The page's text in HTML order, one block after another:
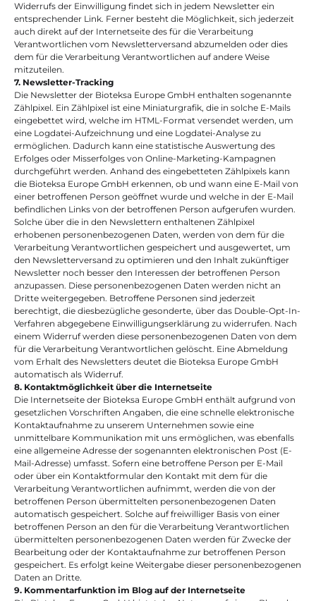
Widerrufs der Einwilligung findet sich in jedem Newsletter ein
entsprechender Link. Ferner besteht die Möglichkeit, sich jederzeit
auch direkt auf der Internetseite des für die Verarbeitung
Verantwortlichen vom Newsletterversand abzumelden oder dies
dem für die Verarbeitung Verantwortlichen auf andere Weise
mitzuteilen.
7. Newsletter-Tracking
Die Newsletter der Bioteksa Europe GmbH enthalten sogenannte
Zählpixel. Ein Zählpixel ist eine Miniaturgrafik, die in solche E-Mails
eingebettet wird, welche im HTML-Format versendet werden, um
eine Logdatei-Aufzeichnung und eine Logdatei-Analyse zu
ermöglichen. Dadurch kann eine statistische Auswertung des
Erfolges oder Misserfolges von Online-Marketing-Kampagnen
durchgeführt werden. Anhand des eingebetteten Zählpixels kann
die Bioteksa Europe GmbH erkennen, ob und wann eine E-Mail von
einer betroffenen Person geöffnet wurde und welche in der E-Mail
befindlichen Links von der betroffenen Person aufgerufen wurden.
Solche über die in den Newslettern enthaltenen Zählpixel
erhobenen personenbezogenen Daten, werden von dem für die
Verarbeitung Verantwortlichen gespeichert und ausgewertet, um
den Newsletterversand zu optimieren und den Inhalt zukünftiger
Newsletter noch besser den Interessen der betroffenen Person
anzupassen. Diese personenbezogenen Daten werden nicht an
Dritte weitergegeben. Betroffene Personen sind jederzeit
berechtigt, die diesbezügliche gesonderte, über das Double-Opt-In-
Verfahren abgegebene Einwilligungserklärung zu widerrufen. Nach
einem Widerruf werden diese personenbezogenen Daten von dem
für die Verarbeitung Verantwortlichen gelöscht. Eine Abmeldung
vom Erhalt des Newsletters deutet die Bioteksa Europe GmbH
automatisch als Widerruf.
8. Kontaktmöglichkeit über die Internetseite
Die Internetseite der Bioteksa Europe GmbH enthält aufgrund von
gesetzlichen Vorschriften Angaben, die eine schnelle elektronische
Kontaktaufnahme zu unserem Unternehmen sowie eine
unmittelbare Kommunikation mit uns ermöglichen, was ebenfalls
eine allgemeine Adresse der sogenannten elektronischen Post (E-
Mail-Adresse) umfasst. Sofern eine betroffene Person per E-Mail
oder über ein Kontaktformular den Kontakt mit dem für die
Verarbeitung Verantwortlichen aufnimmt, werden die von der
betroffenen Person übermittelten personenbezogenen Daten
automatisch gespeichert. Solche auf freiwilliger Basis von einer
betroffenen Person an den für die Verarbeitung Verantwortlichen
übermittelten personenbezogenen Daten werden für Zwecke der
Bearbeitung oder der Kontaktaufnahme zur betroffenen Person
gespeichert. Es erfolgt keine Weitergabe dieser personenbezogenen
Daten an Dritte.
9. Kommentarfunktion im Blog auf der Internetseite